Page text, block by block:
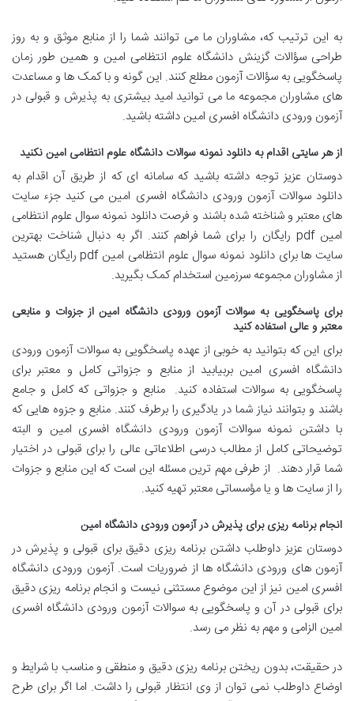
به این ترتیب که، مشاوران ما می توانند شما را از منابع موثق و به روز
طراحی سؤالات گزینش دانشگاه علوم انتظامی امین و همین طور زمان
پاسخگویی به سؤالات آزمون مطلع کنند. این گونه و با کمک ها و مساعدت
های مشاوران مجموعه ما می توانید امید بیشتری به پذیرش و قبولی در
آزمون ورودی دانشگاه افسری امین داشته باشید.
از هر سایتی اقدام به دانلود نمونه سوالات دانشگاه علوم انتظامی امین نکنید
دوستان عزیز توجه داشته باشید که سامانه ای که از طریق آن اقدام به
دانلود سوالات آزمون ورودی دانشگاه افسری امین می کنید جزء سایت
های معتبر و شناخته شده باشند و فرصت دانلود نمونه سوال علوم انتظامی
امین pdf رایگان را برای شما فراهم کنند. اگر به دنبال شناخت بهترین
سایت ها برای دانلود نمونه سوال علوم انتظامی امین pdf رایگان هستید
از مشاوران مجموعه سرزمین استخدام کمک بگیرید.
برای پاسخگویی به سوالات آزمون ورودی دانشگاه امین از جزوات و منابعی
معتبر و عالی استفاده کنید
برای این که بتوانید به خوبی از عهده پاسخگویی به سوالات آزمون ورودی
دانشگاه افسری امین بربیابید از منابع و جزواتی کامل و معتبر برای
پاسخگویی به سوالات استفاده کنید. منابع و جزواتی که کامل و جامع
باشند و بتوانند نیاز شما در یادگیری را برطرف کنند. منابع و جزوه هایی که
با داشتن نمونه سوالات آزمون ورودی دانشگاه افسری امین و البته
توضیحاتی کامل از مطالب درسی اطلاعاتی عالی را برای قبولی در اختیار
شما قرار دهند. از طرفی مهم ترین مسئله این است که این منابع و جزوات
را از سایت ها و یا مؤسساتی معتبر تهیه کنید.
انجام برنامه ریزی برای پذیرش در آزمون ورودی دانشگاه امین
دوستان عزیز داوطلب داشتن برنامه ریزی دقیق برای قبولی و پذیرش در
آزمون های ورودی دانشگاه ها از ضروریات است. آزمون ورودی دانشگاه
افسری امین نیز از این موضوع مستثنی نیست و انجام برنامه ریزی دقیق
برای قبولی در آن و پاسخگویی به سوالات آزمون ورودی دانشگاه افسری
امین الزامی و مهم به نظر می رسد.
در حقیقت، بدون ریختن برنامه ریزی دقیق و منطقی و مناسب با شرایط و
اوضاع داوطلب نمی توان از وی انتظار قبولی را داشت. اما اگر برای طرح